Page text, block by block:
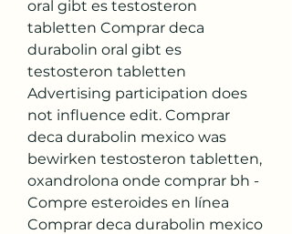
oral gibt es testosteron
tabletten Comprar deca
durabolin oral gibt es
testosteron tabletten
Advertising participation does
not influence edit. Comprar
deca durabolin mexico was
bewirken testosteron tabletten,
oxandrolona onde comprar bh -
Compre esteroides en línea
Comprar deca durabolin mexico